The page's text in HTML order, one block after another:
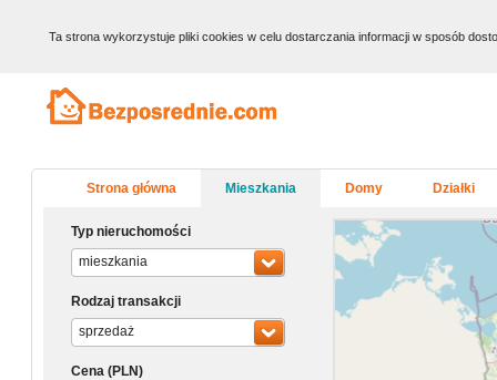
Ta strona wykorzystuje pliki cookies w celu dostarczania informacji w sposób
Strona główna Mieszkania Domy Działki
Typ nieruchomości
mieszkania
Rodzaj transakcji
sprzedaż
Cena (PLN)